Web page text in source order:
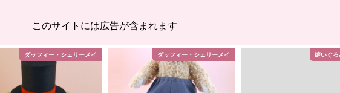
このサイトには広告が含まれます
ダッフィー・シェリーメイ ダッフィー・シェリーメイ 縫いぐ